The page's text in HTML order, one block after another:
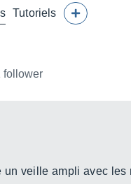
Tutoriels
follower
veille ampli avec les